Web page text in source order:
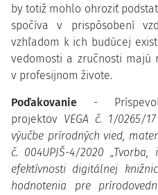
by totiž mohlo ohroziť
spočíva v prispôsobení
vzhľadom k ich budúcej
vedomosti a zručnosti majú
v profesijnom živote.
Poďakovanie -
projektov VEGA č. 1/0265/
výučbe prírodných vied,
č. 004UPJŠ-4/2020
efektívnosti digitálnej
hodnotenia pre